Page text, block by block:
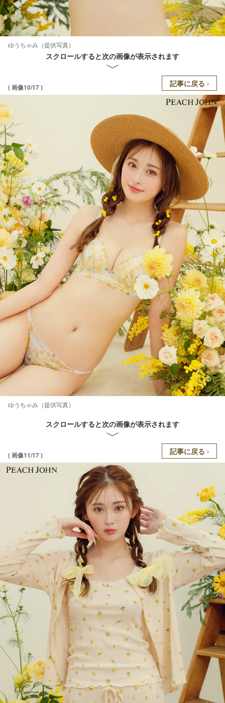
ゆうちゃみ（提供写真）
スクロールすると次の画像が表示されます
( 画像10/17 ) 記事に戻る
ゆうちゃみ（提供写真）
スクロールすると次の画像が表示されます
( 画像11/17 ) 記事に戻る